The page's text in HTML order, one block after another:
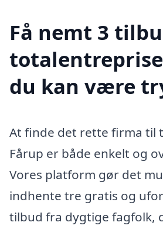
Få nemt 3
du kan være
At finde det rette firma til
Fårup er både enkelt og
Vores platform gør det
indhente tre gratis og
tilbud fra dygtige fagfolk,